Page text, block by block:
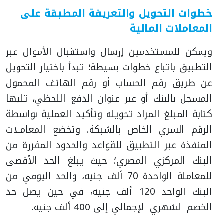
خطوات التحويل والتعريفة المطبقة على
المعاملات المالية
ويمكن للمستخدمين إرسال واستقبال الأموال عبر
التطبيق باتباع خطوات بسيطة؛ تبدأ باختيار التحويل
عن طريق رقم الحساب أو رقم الهاتف المحمول
المسجل بالبنك أو عبر عنوان الدفع اللحظي، تليها
كتابة المبلغ المراد تحويله وتأكيد العملية بواسطة
الرقم السري الخاص بالشبكة. وتخضع المعاملات
المنفذة عبر التطبيق للقواعد والحدود المقررة من
البنك المركزي المصري؛ حيث يبلغ الحد الأقصى
للمعاملة الواحدة 70 ألف جنيه، والحد اليومي من
البنك الواحد 120 ألف جنيه، في حين يصل حد
الخصم الشهري الإجمالي إلى 400 ألف جنيه.